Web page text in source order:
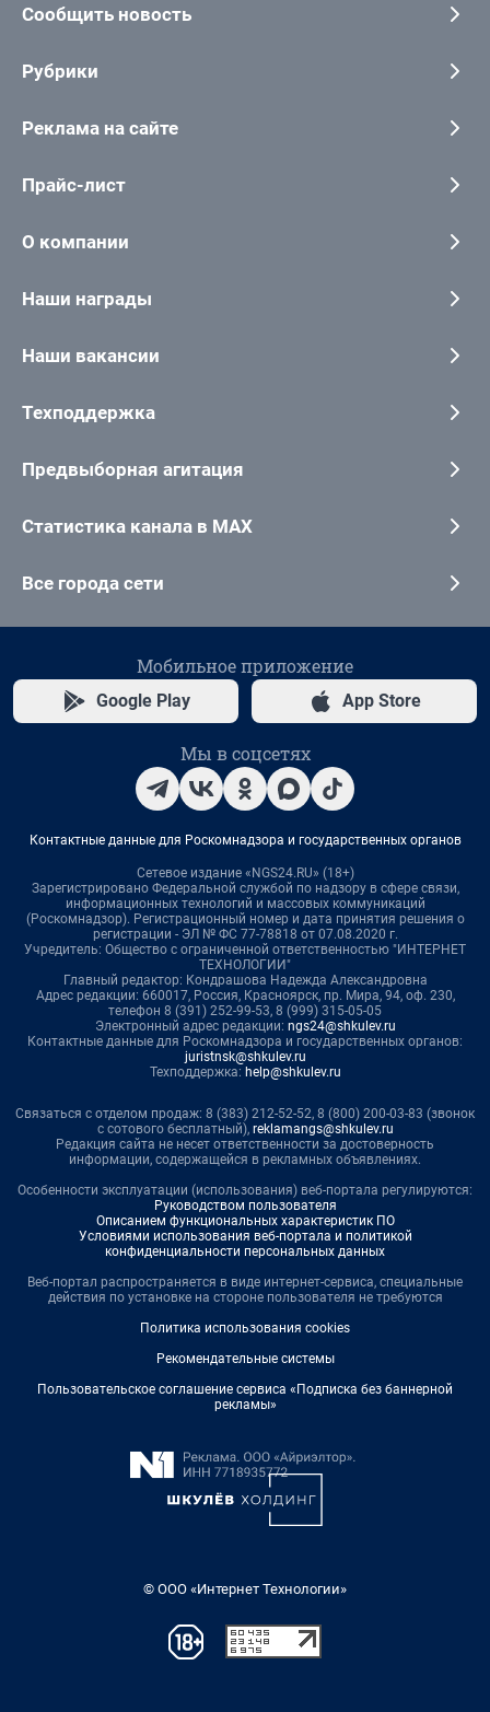
Сообщить новость
Рубрики
Реклама на сайте
Прайс-лист
О компании
Наши награды
Наши вакансии
Техподдержка
Предвыборная агитация
Статистика канала в MAX
Все города сети
Мобильное приложение
Google Play App Store
Мы в соцсетях
Контактные данные для Роскомнадзора и государственных органов
Сетевое издание «NGS24.RU» (18+)
Зарегистрировано Федеральной службой по надзору в сфере связи,
информационных технологий и массовых коммуникаций
(Роскомнадзор). Регистрационный номер и дата принятия решения о
регистрации - ЭЛ № ФС 77-78818 от 07.08.2020 г.
Учредитель: Общество с ограниченной ответственностью "ИНТЕРНЕТ
ТЕХНОЛОГИИ"
Главный редактор: Кондрашова Надежда Александровна
Адрес редакции: 660017, Россия, Красноярск, пр. Мира, 94, оф. 230,
телефон 8 (391) 252-99-53, 8 (999) 315-05-05
Электронный адрес редакции: ngs24@shkulev.ru
Контактные данные для Роскомнадзора и государственных органов:
juristnsk@shkulev.ru
Техподдержка: help@shkulev.ru
Связаться с отделом продаж: 8 (383) 212-52-52, 8 (800) 200-03-83 (звонок
с сотового бесплатный), reklamangs@shkulev.ru
Редакция сайта не несет ответственности за достоверность
информации, содержащейся в рекламных объявлениях.
Особенности эксплуатации (использования) веб-портала регулируются:
Руководством пользователя
Описанием функциональных характеристик ПО
Условиями использования веб-портала и политикой
конфиденциальности персональных данных
Веб-портал распространяется в виде интернет-сервиса, специальные
действия по установке на стороне пользователя не требуются
Политика использования cookies
Рекомендательные системы
Пользовательское соглашение сервиса «Подписка без баннерной
рекламы»
© ООО «Интернет Технологии»